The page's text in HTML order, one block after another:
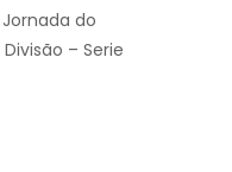
do
– Serie